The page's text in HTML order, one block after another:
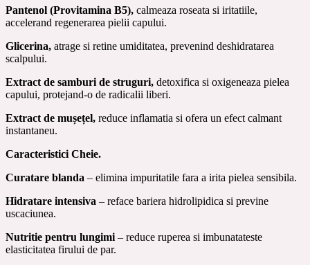
Pantenol (Provitamina B5), calmeaza roseata si iritatiile,
accelerand regenerarea pielii capului.
Glicerina, atrage si retine umiditatea, prevenind deshidratarea
scalpului.
Extract de samburi de struguri, detoxifica si oxigeneaza pielea
capului, protejand-o de radicalii liberi.
Extract de mușețel, reduce inflamatia si ofera un efect calmant
instantaneu.
Caracteristici Cheie.
Curatare blanda – elimina impuritatile fara a irita pielea sensibila.
Hidratare intensiva – reface bariera hidrolipidica si previne
uscaciunea.
Nutritie pentru lungimi – reduce ruperea si imbunatateste
elasticitatea firului de par.